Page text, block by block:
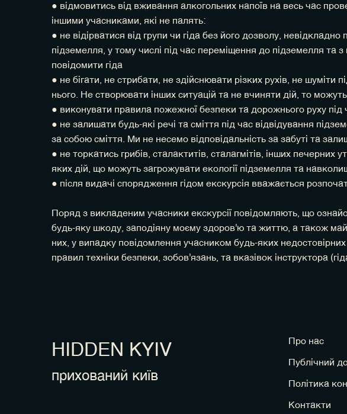
● відмовитись від вживання алкогольних напоїв на весь час
іншими учасниками, які не палять:
● не відірватися від групи чи гіда без його дозволу,
підземелля, у тому числі під час переміщення до підземелля та
повідомити гіда
● не бігати, не стрибати, не здійснювати різких рухів, не шуміти
нього. Не створювати інших ситуацій та не вчиняти дій, то
● виконувати правила пожежної безпеки та дорожнього руху
● не залишати будь-які речі та сміття під час відвідування
за собою сміття. Ми не несемо відповідальність за забуті та
● не торкатись грибів, сталактитів, сталагмітів, інших
яких дій, що можуть загрожувати екології підземелля та
● після видачі спорядження гідом екскурсія вважається
Поряд з викладеним учасники екскурсії повідомляють, що
будь-яку шкоду, заподіяну моєму здоров'ю та життю, а також
них, у випадку повідомлення учасником будь-яких
правил техніки безпеки, зобов'язань, та вказівок інструктора
HIDDEN KYIV
прихований київ
Про нас
Публічний
Політика
Контакти